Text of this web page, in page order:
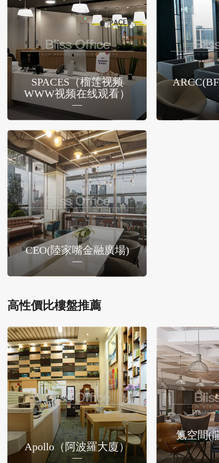
SPACES（榴莲视频
WWW视频在线观看）
CEO(陸家嘴金融廣場)
高性價比樓盤推薦
Apollo（阿波羅大廈）
氪空間(